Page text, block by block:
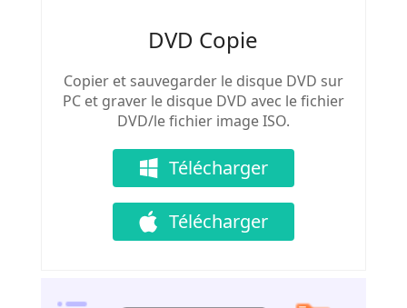
DVD Copie
Copier et sauvegarder le disque DVD sur
PC et graver le disque DVD avec le fichier
DVD/le fichier image ISO.
Télécharger
Télécharger